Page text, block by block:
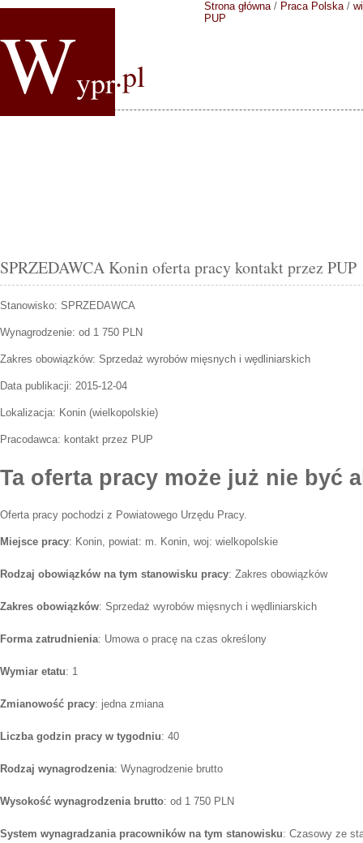
Wypr.pl
Strona główna/ Praca Polska/
PUP
SPRZEDAWCA Konin oferta pracy kontakt przez PUP
Stanowisko: SPRZEDAWCA
Wynagrodzenie: od 1 750 PLN
Zakres obowiązków: Sprzedaż wyrobów mięsnych i wędliniarskich
Data publikacji: 2015-12-04
Lokalizacja: Konin (wielkopolskie)
Pracodawca: kontakt przez PUP
Ta oferta pracy może już nie być
Oferta pracy pochodzi z Powiatowego Urzędu Pracy.
Miejsce pracy: Konin, powiat: m. Konin, woj: wielkopolskie
Rodzaj obowiązków na tym stanowisku pracy: Zakres obowiązków
Zakres obowiązków: Sprzedaż wyrobów mięsnych i wędliniarskich
Forma zatrudnienia: Umowa o pracę na czas określony
Wymiar etatu: 1
Zmianowość pracy: jedna zmiana
Liczba godzin pracy w tygodniu: 40
Rodzaj wynagrodzenia: Wynagrodzenie brutto
Wysokość wynagrodzenia brutto: od 1 750 PLN
System wynagradzania pracowników na tym stanowisku: Czasowy ze